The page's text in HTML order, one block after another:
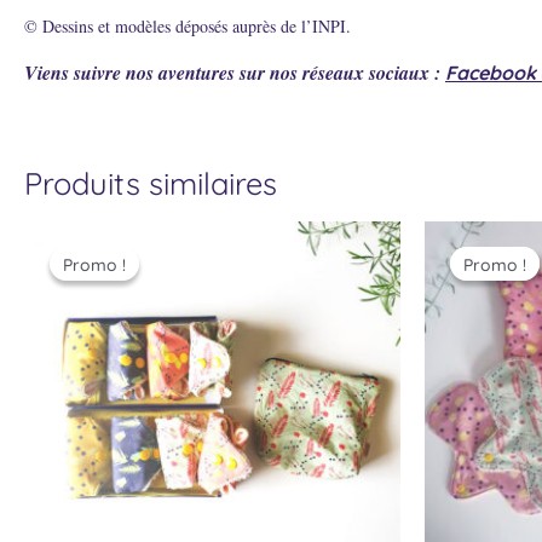
© Dessins et modèles déposés auprès de l’INPI.
Viens suivre nos aventures sur nos réseaux sociaux : Facebook
Produits similaires
Promo !
Promo !
105.00 €.88.70 €.
Promo !
Promo !